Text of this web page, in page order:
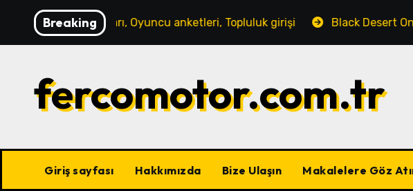
content
Breaking
Oyuncu anketleri, Topluluk girişi Black Desert Online Günlük
fercomotor.com.tr
Giriş sayfası Hakkımızda Bize Ulaşın Makalelere Göz